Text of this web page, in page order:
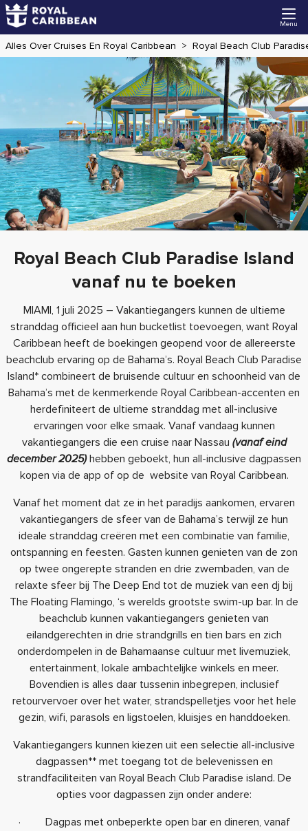
Menu
Alles Over Cruises En Royal Caribbean Royal Beach Club
Royal Beach Club Paradise Island
vanaf nu te boeken
MIAMI, 1 juli 2025 – Vakantiegangers kunnen de ultieme
stranddag officieel aan hun bucketlist toevoegen, want Royal
Caribbean heeft de boekingen geopend voor de allereerste
beachclub ervaring op de Bahama’s. Royal Beach Club Paradise
Island* combineert de bruisende cultuur en schoonheid van de
Bahama’s met de kenmerkende Royal Caribbean-accenten en
herdefiniteert de ultieme stranddag met all-inclusive
ervaringen voor elke smaak. Vanaf vandaag kunnen
vakantiegangers die een cruise naar Nassau (vanaf eind
december 2025)hebben geboekt, hun all-inclusive dagpassen
kopen via de app of op de website van Royal Caribbean.
Vanaf het moment dat ze in het paradijs aankomen, ervaren
vakantiegangers de sfeer van de Bahama’s terwijl ze hun
ideale stranddag creëren met een combinatie van familie,
ontspanning en feesten. Gasten kunnen genieten van de zon
op twee ongerepte stranden en drie zwembaden, van de
relaxte sfeer bij The Deep End tot de muziek van een dj bij
The Floating Flamingo, ‘s werelds grootste swim-up bar. In de
beachclub kunnen vakantiegangers genieten van
eilandgerechten in drie strandgrills en tien bars en zich
onderdompelen in de Bahamaanse cultuur met livemuziek,
entertainment, lokale ambachtelijke winkels en meer.
Bovendien is alles daar tussenin inbegrepen, inclusief
retourvervoer over het water, strandspelletjes voor het hele
gezin, wifi, parasols en ligstoelen, kluisjes en handdoeken.
Vakantiegangers kunnen kiezen uit een selectie all-inclusive
dagpassen** met toegang tot de belevenissen en
strandfaciliteiten van Royal Beach Club Paradise island. De
opties voor dagpassen zijn onder andere:
· Dagpas met onbeperkte open bar en dineren, vanaf